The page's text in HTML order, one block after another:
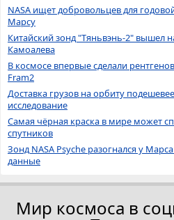
NASA ищет добровольцев для
Марсу
Китайский зонд "Тяньвэнь-2" вышел
Камоалева
В космосе впервые сделали
Fram2
Доставка грузов на орбиту
исследование
Самая чёрная краска в мире может
спутников
Зонд NASA Psyche разогнался у
данные
Мир космоса в